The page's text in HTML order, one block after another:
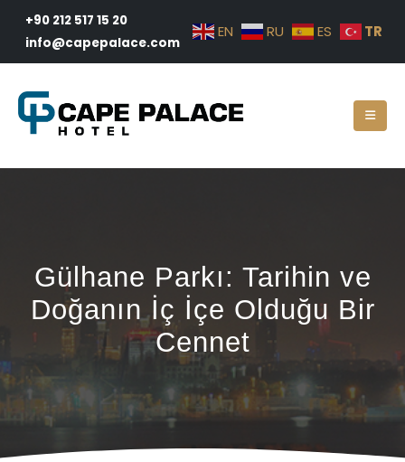
+90 212 517 15 20
info@capepalace.com
EN RU ES TR
Gülhane Parkı: Tarihin ve
Doğanın İç İçe Olduğu Bir
Cennet